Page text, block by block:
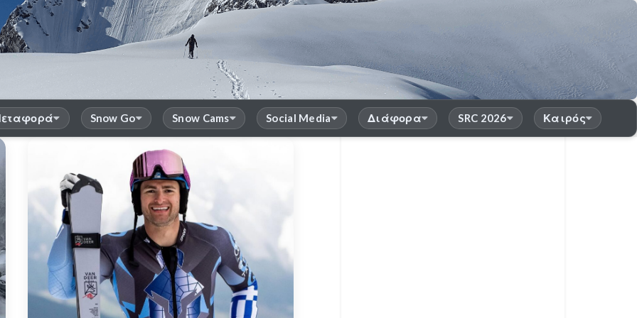
Snow Go Snow Cams Social Media Διάφορα SRC 2026 Καιρός